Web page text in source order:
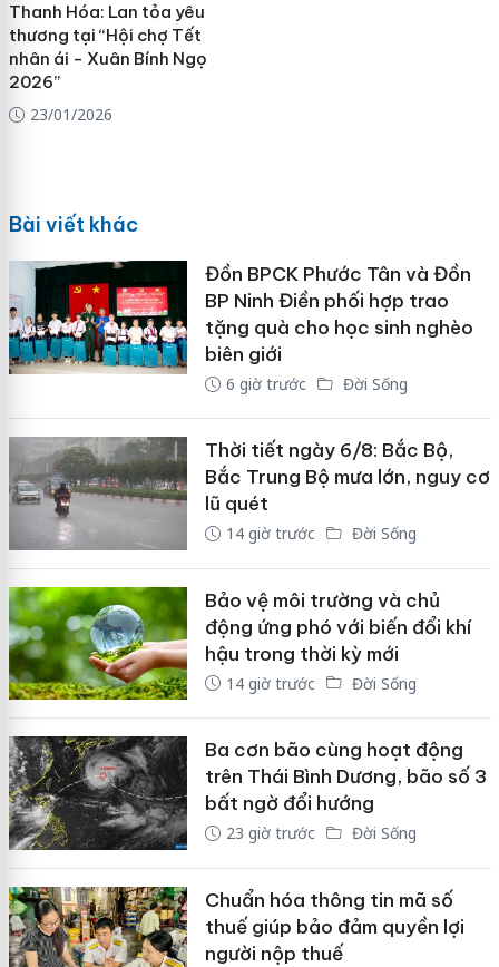
Thanh Hóa: Lan tỏa yêu
thương tại “Hội chợ Tết
nhân ái - Xuân Bính Ngọ
2026”
23/01/2026
Bài viết khác
Đồn BPCK Phước Tân và Đồn
BP Ninh Điền phối hợp trao
tặng quà cho học sinh nghèo
biên giới
6 giờ trước Đời Sống
Thời tiết ngày 6/8: Bắc Bộ,
Bắc Trung Bộ mưa lớn, nguy cơ
lũ quét
14 giờ trước Đời Sống
Bảo vệ môi trường và chủ
động ứng phó với biến đổi khí
hậu trong thời kỳ mới
14 giờ trước Đời Sống
Ba cơn bão cùng hoạt động
trên Thái Bình Dương, bão số 3
bất ngờ đổi hướng
23 giờ trước Đời Sống
Chuẩn hóa thông tin mã số
thuế giúp bảo đảm quyền lợi
người nộp thuế